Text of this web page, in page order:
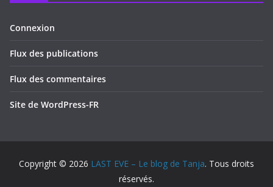
Connexion
Flux des publications
Flux des commentaires
Site de WordPress-FR
Copyright © 2026 LAST EVE – Le blog de Tanja. Tous droits
réservés.